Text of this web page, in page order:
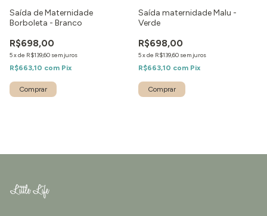
Saída de Maternidade
Borboleta - Branco
R$698,00
5xde R$139,60 sem juros
R$663,10 com Pix
Comprar
Saída maternidade Malu -
Verde
R$698,00
5xde R$139,60 sem juros
R$663,10 com Pix
Comprar